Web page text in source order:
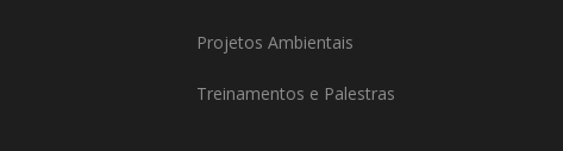
Projetos Ambientais
Treinamentos e Palestras